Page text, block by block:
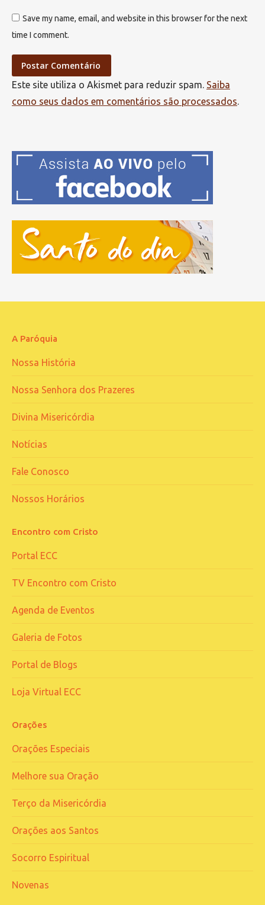
Save my name, email, and website in this browser for the next
time I comment.
Postar Comentário
Este site utiliza o Akismet para reduzir spam. Saiba
como seus dados em comentários são processados.
A Paróquia
Nossa História
Nossa Senhora dos Prazeres
Divina Misericórdia
Notícias
Fale Conosco
Nossos Horários
Encontro com Cristo
Portal ECC
TV Encontro com Cristo
Agenda de Eventos
Galeria de Fotos
Portal de Blogs
Loja Virtual ECC
Orações
Orações Especiais
Melhore sua Oração
Terço da Misericórdia
Orações aos Santos
Socorro Espiritual
Novenas